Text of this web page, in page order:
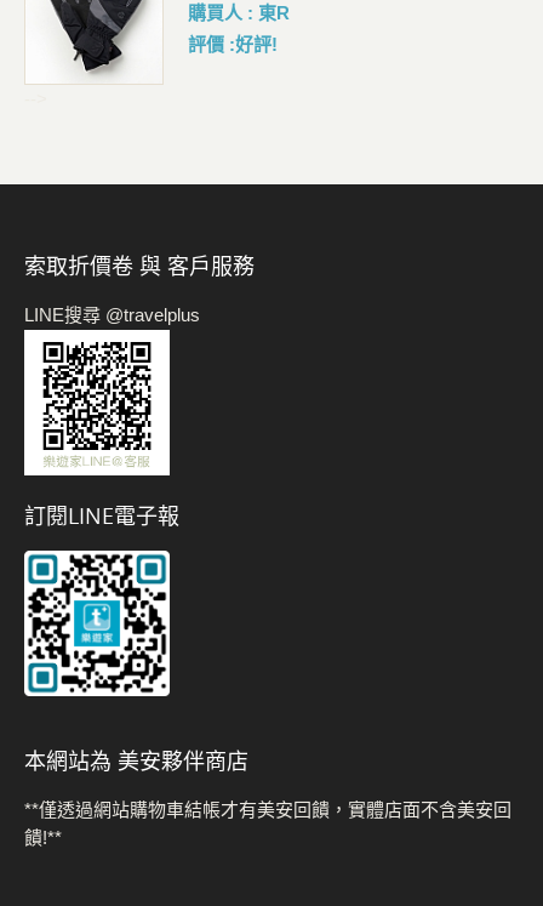
購買人 : 東R
評價 :好評!
索取折價卷 與 客戶服務
LINE搜尋 @travelplus
訂閱LINE電子報
本網站為 美安夥伴商店
**僅透過網站購物車結帳才有美安回饋，實體店面不含美安回
饋!**